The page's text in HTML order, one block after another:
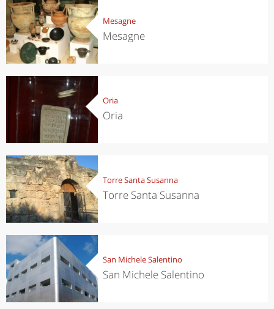
Mesagne
Mesagne
Oria
Oria
Torre Santa Susanna
Torre Santa Susanna
San Michele Salentino
San Michele Salentino